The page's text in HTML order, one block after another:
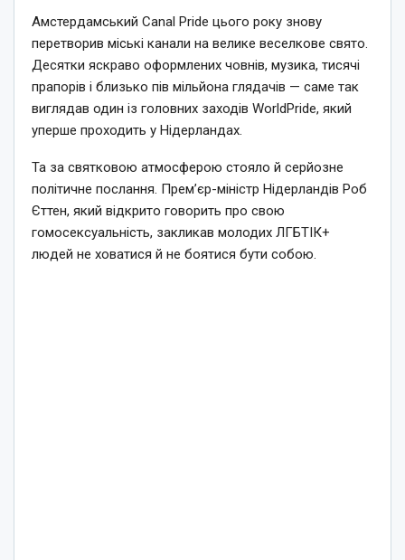
Амстердамський Canal Pride цього року знову
перетворив міські канали на велике веселкове свято.
Десятки яскраво оформлених човнів, музика, тисячі
прапорів і близько пів мільйона глядачів — саме так
виглядав один із головних заходів WorldPride, який
уперше проходить у Нідерландах.
Та за святковою атмосферою стояло й серйозне
політичне послання. Прем’єр-міністр Нідерландів Роб
Єттен, який відкрито говорить про свою
гомосексуальність, закликав молодих ЛГБТІК+
людей не ховатися й не боятися бути собою.